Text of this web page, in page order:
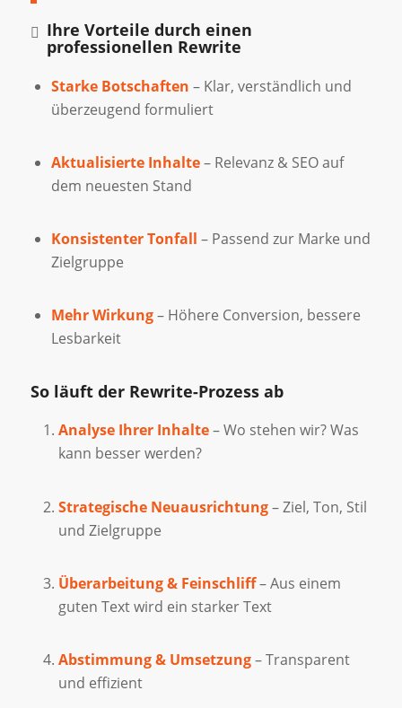
Ihre Vorteile durch einen
professionellen Rewrite
Starke Botschaften – Klar, verständlich und
überzeugend formuliert
Aktualisierte Inhalte– Relevanz & SEO auf
dem neuesten Stand
Konsistenter Tonfall – Passend zur Marke und
Zielgruppe
Mehr Wirkung– Höhere Conversion, bessere
Lesbarkeit
So läuft der Rewrite-Prozess ab
Analyse Ihrer Inhalte– Wo stehen wir? Was
kann besser werden?
Strategische Neuausrichtung– Ziel, Ton, Stil
und Zielgruppe
Überarbeitung & Feinschliff– Aus einem
guten Text wird ein starker Text
Abstimmung & Umsetzung– Transparent
und effizient